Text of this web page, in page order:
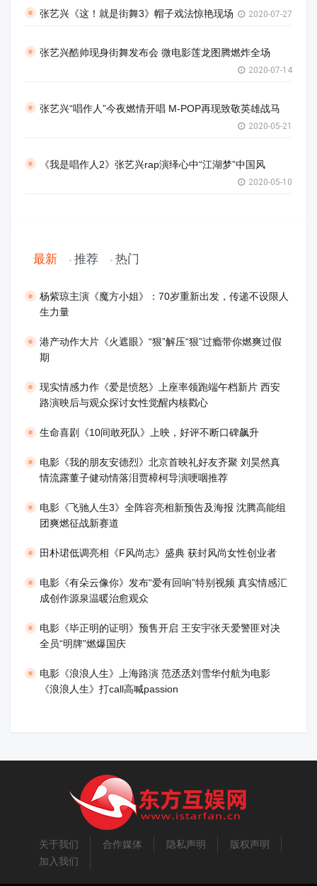
张艺兴《这！就是街舞3》帽子戏法惊艳现场 2020-07-27
张艺兴酷帅现身街舞发布会 微电影莲龙图腾燃炸全场
2020-07-14
张艺兴“唱作人”今夜燃情开唱 M-POP再现致敬英雄战马
2020-05-21
《我是唱作人2》张艺兴rap演绎心中“江湖梦”中国风
2020-05-10
最新 推荐 热门
​杨紫琼主演《魔方小姐》：70岁重新出发，传递不设限人
生力量
港产动作大片《火遮眼》“狠”解压“狠”过瘾带你燃爽过假
期
现实情感力作《爱是愤怒》上座率领跑端午档新片 西安
路演映后与观众探讨女性觉醒内核戳心
生命喜剧《10间敢死队》上映，好评不断口碑飙升
​电影《我的朋友安德烈》北京首映礼好友齐聚 刘昊然真
情流露董子健动情落泪贾樟柯导演哽咽推荐
电影《飞驰人生3》全阵容亮相新预告及海报 沈腾高能组
团爽燃征战新赛道
田朴珺低调亮相《F风尚志》盛典 获封风尚女性创业者
电影《有朵云像你》发布“爱有回响”特别视频 真实情感汇
成创作源泉温暖治愈观众
​电影《毕正明的证明》预售开启 王安宇张天爱警匪对决
全员“明牌”燃爆国庆
​电影《浪浪人生》上海路演 范丞丞刘雪华付航为电影
《浪浪人生》打call高喊passion
关于我们 合作媒体 隐私声明
版权声明
加入我们